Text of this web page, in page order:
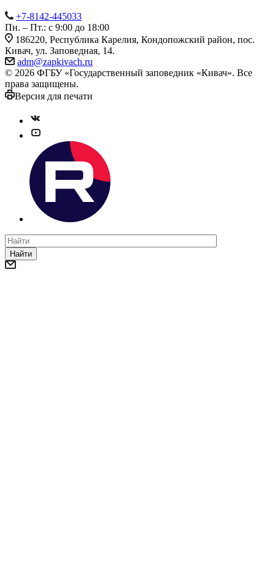
+7-8142-445033
Пн. – Пт.: с 9:00 до 18:00
186220, Республика Карелия, Кондопожский район, пос.
Кивач, ул. Заповедная, 14.
adm@zapkivach.ru
© 2026 ФГБУ «Государственный заповедник «Кивач». Все
права защищены.
Версия для печати
Найти